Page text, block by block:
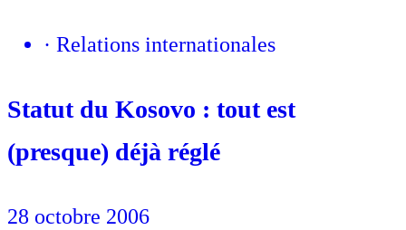
· Relations internationales
Statut du Kosovo : tout est
(presque) déjà réglé
28 octobre 2006